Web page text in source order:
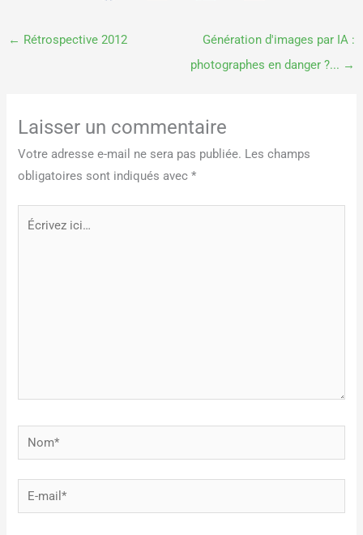
← Rétrospective 2012
Génération d'images par IA :
photographes en danger ?... →
Laisser un commentaire
Votre adresse e-mail ne sera pas publiée. Les champs
obligatoires sont indiqués avec*
Écrivez
Nom*
mail*